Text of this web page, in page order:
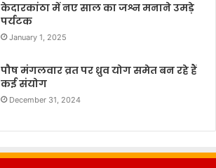
केदारकांठा में नए साल का जश्न मनाने उमड़े
पर्यटक
January 1, 2025
पौष मंगलवार व्रत पर ध्रुव योग समेत बन रहे हैं
कई संयोग
December 31, 2024